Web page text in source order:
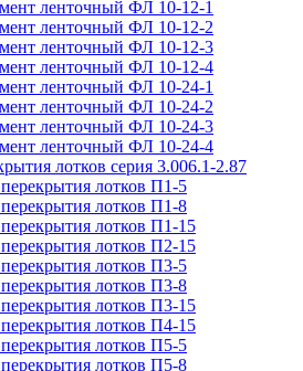
ленточный ФЛ 10-12-1
ленточный ФЛ 10-12-2
ленточный ФЛ 10-12-3
ленточный ФЛ 10-12-4
ленточный ФЛ 10-24-1
ленточный ФЛ 10-24-2
ленточный ФЛ 10-24-3
ленточный ФЛ 10-24-4
лотков серия 3.006.1-2.87
лотков П1-5
лотков П1-8
лотков П1-15
лотков П2-15
лотков П3-5
лотков П3-8
лотков П3-15
лотков П4-15
лотков П5-5
лотков П5-8